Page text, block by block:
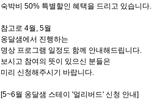
숙박비 50% 특별할인 혜택을 드리고 있습니다.
참고로 4월, 5월
옹달샘에서 진행하는
명상 프로그램 일정도 함께 안내해드립니다.
보시고 참여의 뜻이 있으신 분들은
미리 신청해주시기 바랍니다.
[5~6월 옹달샘 스테이 '얼리버드' 신청 안내]